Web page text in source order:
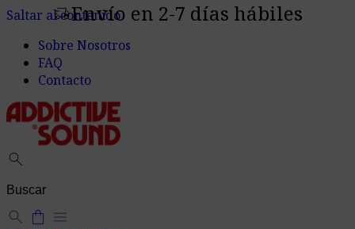
Saltar al contenido
delivery_truck_speedEnvío en 2-7 días hábiles
Sobre Nosotros
FAQ
Contacto
search
search shopping_bag menu